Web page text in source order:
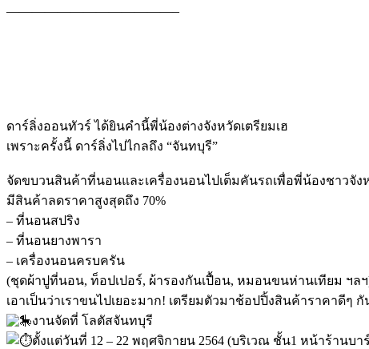
—————————————–
ดาร์ลิ่งออนทัวร์ ได้ยินคำนี้พี่น้องต่างจังหวัดเตรียมเฮ
เพราะครั้งนี้ ดาร์ลิ่งไปไกลถึง “จันทบุรี”
จัดขบวนสินค้าที่นอนและเครื่องนอนไปเต็มคันรถเพื่อพี่น้องชาวจัง
มีสินค้าลดราคาสูงสุดถึง 70%
– ที่นอนสปริง
– ที่นอนยางพารา
– เครื่องนอนครบครัน
(ชุดผ้าปูที่นอน, ท็อปเปอร์, ผ้ารองกันเปื้อน, หมอนขนห่านเทียม ฯล
เอาเป็นว่าเราขนไปเยอะมาก! เตรียมตัวมาช้อปปิ้งสินค้าราคาดีๆ กั
งานจัดที่ โลตัสจันทบุรี
ตั้งแต่วันที่ 12 – 22 พฤศจิกายน 2564 (บริเวณ ชั้น1 หน้าร้านบ